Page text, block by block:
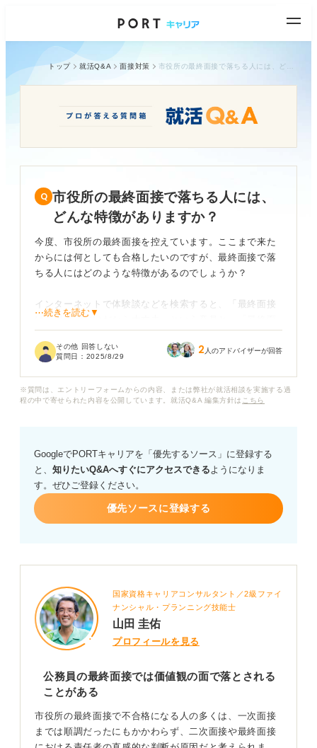
トップ 就活Q&A 面接対策
市役所の最終面接で落ちる人には、
どんな特徴がありますか？
今度、市役所の最終面接を控えています。ここまで来た
からには何としても合格したいのですが、最終面接で落
ちる人にはどのような特徴があるのでしょうか？
インターネットで体験談などを検索すると、「最終面接
は意思確認だけだから大丈夫」という意見と、「最終面
不安になっています。
原因になりやすいのでしょうか？
教えていただきたいです。
⋯続きを読む▼
その他 回答しない
質問日： 2025/8/29 2 人のアドバイザーが回答
※質問は、エントリーフォームからの内容、または弊社が就活相談を実施する過
程の中で寄せられた内容を公開しています。就活Q&A 編集方針は こちら
GoogleでPORTキャリアを「優先するソース」に登録する
と、 知りたいQ&Aへすぐにアクセスできるようになりま
す。ぜひご登録ください。
優先ソースに登録する
国家資格キャリアコンサルタント／2級ファイ
ナンシャル・プランニング技能士
山田 圭佑
プロフィールを見る
公務員の最終面接では価値観の面で落とされる
ことがある
市役所の最終面接で不合格になる人の多くは、一次面接
までは順調だったにもかかわらず、二次面接や最終面接